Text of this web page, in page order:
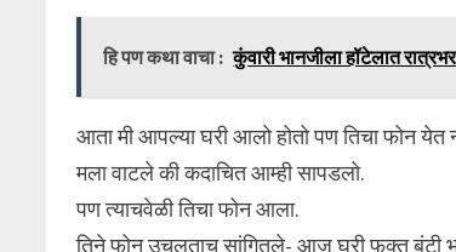
हि पण कथा वाचा : कुंवारी भानजीला हॉटेलात
आता मी आपल्या घरी आलो होतो पण तिचा फोन येत
मला वाटले की कदाचित आम्ही सापडलो.
पण त्याचवेळी तिचा फोन आला.
तिने फोन उचलताच सांगितले- आज घरी फक्त बंटी